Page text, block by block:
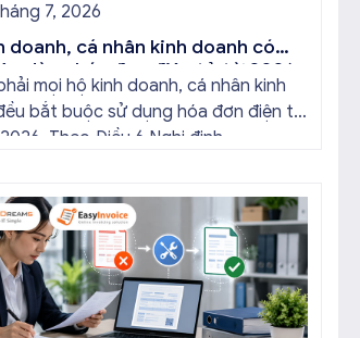
7, 2026
doanh, cá nhân kinh doanh có
dùng hóa đơn điện tử từ 2026
mọi hộ kinh doanh, cá nhân kinh
bắt buộc sử dụng hóa đơn điện tử
Theo Điều 6 Nghị định
nhất định, chủ yếu căn cứ vào
từ […]